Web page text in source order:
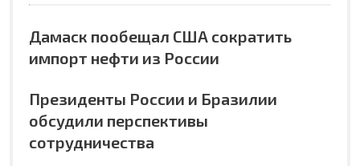
Дамаск пообещал США сократить
импорт нефти из России
Президенты России и Бразилии
обсудили перспективы
сотрудничества